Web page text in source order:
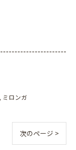
ミロンガ
次のページ >